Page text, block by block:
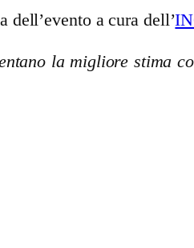
a cura dell’
la migliore stima